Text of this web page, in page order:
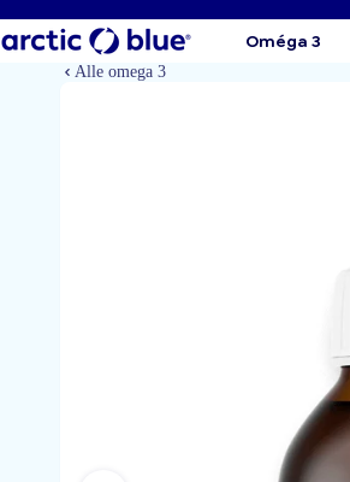
Oméga 3
Alle omega 3